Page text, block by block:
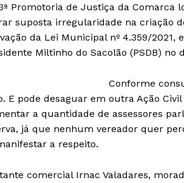
Promotoria de Justiça da Comarca
suposta irregularidade na criação
da Lei Municipal nº 4.359/2021,
Miltinho do Sacolão (PSDB) no
Conforme
E pode desaguar em outra Ação
a quantidade de assessores
já que nenhum vereador quer
a respeito.
comercial Irnac Valadares,